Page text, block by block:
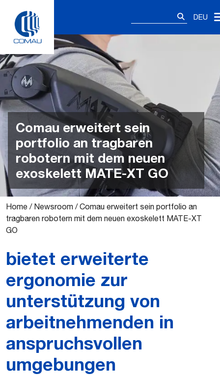
content
DEU
Comau erweitert sein
portfolio an tragbaren
robotern mit dem neuen
exoskelett MATE-XT GO
Home / Newsroom /Comau erweitert sein portfolio an
tragbaren robotern mit dem neuen exoskelett MATE-XT
GO
bietet erweiterte
ergonomie zur
unterstützung von
arbeitnehmenden in
anspruchsvollen
umgebungen